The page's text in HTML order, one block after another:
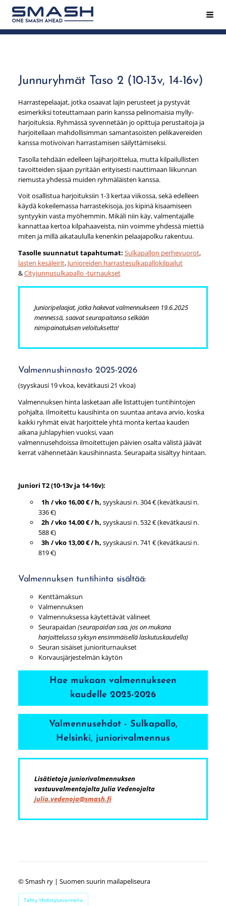
Siirry
sivun
sisältöön
Smash ry - Suomen suurin mailapeliseura
Junnuryhmät Taso 2 (10-13v, 14-16v)
Harrastepelaajat, jotka osaavat lajin perusteet ja pystyvät
esimerkiksi toteuttamaan parin kanssa pelinomaisia mylly-
harjoituksia. Ryhmässä syvennetään jo opittuja perustaitoja ja
harjoitellaan mahdollisimman samantasoisten pelikavereiden
kanssa motivoivan harrastamisen säilyttämiseksi.
Tasolla tehdään edelleen lajiharjoittelua, mutta kilpailullisten
tavoitteiden sijaan pyritään erityisesti nauttimaan liikunnan
riemusta yhdessä muiden ryhmäläisten kanssa.
Voit osallistua harjoituksiin 1-3 kertaa viikossa, sekä edelleen
käydä kokeilemassa harrastekisoja, jos kipinä kisaamiseen
syntyykin vasta myöhemmin. Mikäli niin käy, valmentajalle
kannattaa kertoa kilpahaaveista, niin voimme yhdessä miettiä
miten ja millä aikataululla kenenkin pelaajapolku rakentuu.
Tasolle suunnatut tapahtumat: Sulkapallon perhevuorot,
lasten kesäleirit,Junioreiden harrastesulkapallokilpailut
&Cityjunnusulkapallo -turnaukset
Junioripelaajat, jotka hakevat valmennukseen 19.6.2025
mennessä, saavat seurapaitansa selkään
nimipainatuksen veloituksetta!
Valmennushinnasto 2025-2026
(syyskausi 19 vkoa, kevätkausi 21 vkoa)
Valmennuksen hinta lasketaan alle listattujen tuntihintojen
pohjalta. Ilmoitettu kausihinta on suuntaa antava arvio, koska
kaikki ryhmät eivät harjoittele yhtä monta kertaa kauden
aikana juhlapyhien vuoksi, vaan
valmennusehdoissa ilmoitettujen päivien osalta välistä jäävät
kerrat vähennetään kausihinnasta. Seurapaita sisältyy hintaan.
Juniori T2 (10-13v ja 14-16v):
1h / vko 16,00 € / h, syyskausi n. 304 € (kevätkausi n.
336 €)
2h / vko 14,00 € / h, syyskausi n. 532 € (kevätkausi n.
588 €)
3h / vko 13,00 € / h, syyskausi n. 741 € (kevätkausi n.
819 €)
Valmennuksen tuntihinta sisältää:
Kenttämaksun
Valmennuksen
Valmennuksessa käytettävät välineet
Seurapaidan (seurapaidan saa, jos on mukana
harjoittelussa syksyn ensimmäisellä laskutuskaudella)
Seuran sisäiset junioriturnaukset
Korvausjärjestelmän käytön
Hae mukaan valmennukseen
kaudelle 2025-2026
Valmennusehdot - Sulkapallo,
Helsinki, juniorivalmennus
Lisätietoja juniorivalmennuksen
vastuuvalmentajalta Julia Vedenojalta
julia.vedenoja@smash.fi
©Smash ry | Suomen suurin mailapeliseura
Tehty Yhdistysavaimella